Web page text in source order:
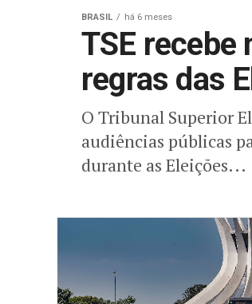
BRASIL há 6 meses
TSE recebe
regras das
O Tribunal Superior
audiências públicas
durante as Eleições...